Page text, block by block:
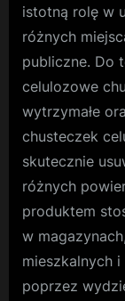
istotną rolę w
różnych
publiczne. Do
celulozowe
wytrzymałe
chusteczek
skutecznie
różnych
produktem
w
mieszkalnych i
poprzez